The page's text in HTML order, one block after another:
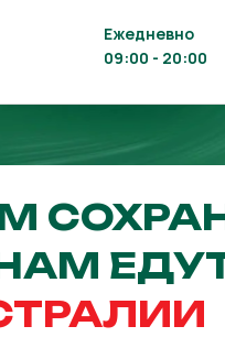
Ежедневно
09:00 - 20:00